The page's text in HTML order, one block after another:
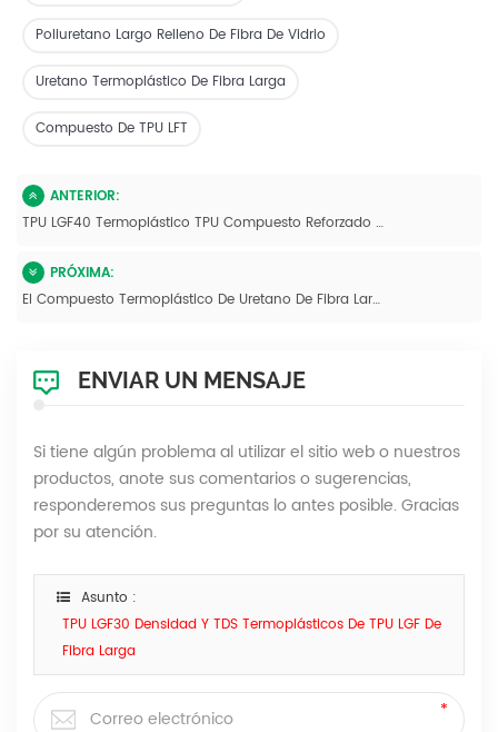
Poliuretano Largo Relleno De Fibra De Vidrio
Uretano Termoplástico De Fibra Larga
Compuesto De TPU LFT
ANTERIOR:
TPU LGF40 Termoplástico TPU Compuesto Reforzado Con Fibra De Vidrio Larga
PRÓXIMA:
El Compuesto Termoplástico De Uretano De Fibra Larga De TPU LGF20 Granula De Alta Resistencia
ENVIAR UN MENSAJE
Si tiene algún problema al utilizar el sitio web o nuestros
productos, anote sus comentarios o sugerencias,
responderemos sus preguntas lo antes posible. Gracias
por su atención.
Asunto :
TPU LGF30 Densidad Y TDS Termoplásticos De TPU LGF De
Fibra Larga